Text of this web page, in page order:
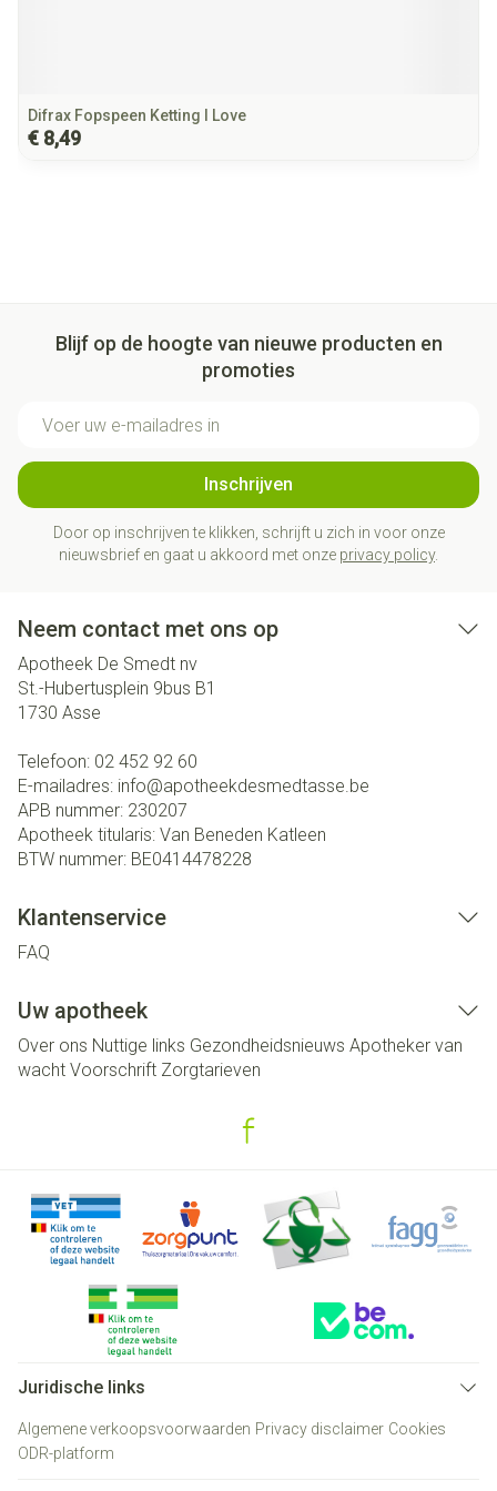
Difrax Fopspeen Ketting I Love
€ 8,49
Blijf op de hoogte van nieuwe producten en
promoties
Inschrijven
Door op inschrijven te klikken, schrijft u zich in voor onze
nieuwsbrief en gaat u akkoord met onze privacy policy.
Neem contact met ons op
Apotheek De Smedt nv
St.-Hubertusplein 9bus B1
1730 Asse
Telefoon: 02 452 92 60
E-mailadres: info@apotheekdesmedtasse.be
APB nummer: 230207
Apotheek titularis: Van Beneden Katleen
BTW nummer: BE0414478228
Klantenservice
FAQ
Uw apotheek
Over ons Nuttige links Gezondheidsnieuws Apotheker van
wacht Voorschrift Zorgtarieven
Juridische links
Algemene verkoopsvoorwaarden Privacy disclaimer Cookies
ODR-platform